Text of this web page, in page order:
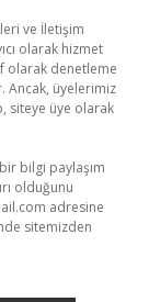
ve İletişim
olarak hizmet
olarak denetleme
Ancak, üyelerimiz
siteye üye olarak
bilgi paylaşım
olduğunu
adresine
sitemizden